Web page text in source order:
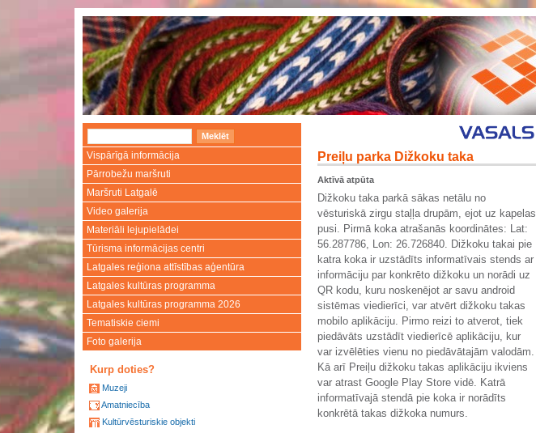
Vispārīgā informācija
Pārrobežu maršruti
Maršruti Latgalē
Video galerija
Materiāli lejupielādei
Tūrisma informācijas centri
Latgales reģiona attīstības aģentūra
Latgales kultūras programma
Latgales kultūras programma 2026
Tematiskie ciemi
Foto galerija
Kurp doties?
Muzeji
Amatniecība
Kultūrvēsturiskie objekti
Preiļu parka Dižkoku taka
Aktīvā atpūta
Dižkoku taka parkā sākas netālu no
vēsturiskā zirgu staļļa drupām, ejot uz kapelas
pusi. Pirmā koka atrašanās koordinātes: Lat:
56.287786, Lon: 26.726840. Dižkoku takai pie
katra koka ir uzstādīts informatīvais stends ar
informāciju par konkrēto dižkoku un norādi uz
QR kodu, kuru noskenējot ar savu android
sistēmas viedierīci, var atvērt dižkoku takas
mobilo aplikāciju. Pirmo reizi to atverot, tiek
piedāvāts uzstādīt viedierīcē aplikāciju, kur
var izvēlēties vienu no piedāvātajām valodām.
Kā arī Preiļu dižkoku takas aplikāciju ikviens
var atrast Google Play Store vidē. Katrā
informatīvajā stendā pie koka ir norādīts
konkrētā takas dižkoka numurs.